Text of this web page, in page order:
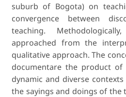
suburb of Bogota) on
convergence between
teaching.
approached from the
qualitative approach. The
documentare the product
dynamic and diverse
the sayings and doings of the